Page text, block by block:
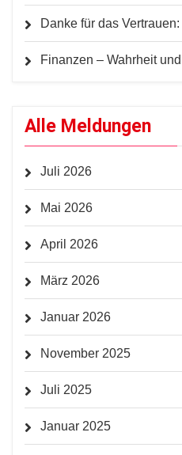
Danke für das
Finanzen – Wahrheit
Alle Meldungen
Juli 2026
Mai 2026
April 2026
März 2026
Januar 2026
November 2025
Juli 2025
Januar 2025